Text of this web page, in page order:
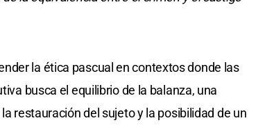
la ética pascual en contextos donde las
busca el equilibrio de la balanza, una
restauración del sujeto y la posibilidad de un